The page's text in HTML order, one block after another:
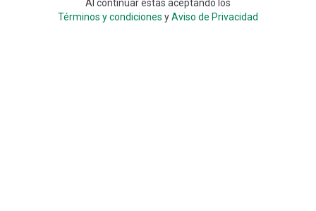
Al continuar estas aceptando los
Términos y condiciones yAviso de Privacidad